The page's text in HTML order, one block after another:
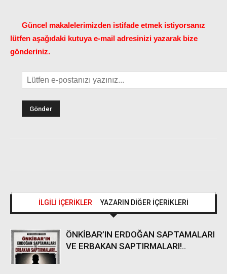
Güncel makalelerimizden istifade etmek istiyorsanız
lütfen aşağıdaki kutuya e-mail adresinizi yazarak bize
gönderiniz.
İLGİLİ İÇERİKLER YAZARIN DİĞER İÇERİKLERİ
ÖNKİBAR’IN ERDOĞAN SAPTAMALARI
VE ERBAKAN SAPTIRMALARI!..